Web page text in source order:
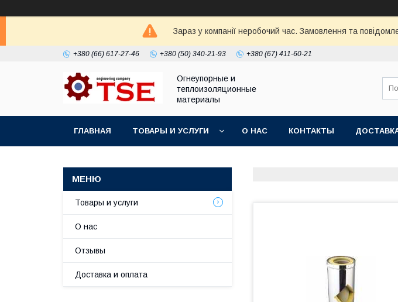
Зараз у компанії неробочий час. Замовлення та
+380 (66) 617-27-46 +380 (50) 340-21-93 +380 (67) 411-60-21
Огнеупорные и
теплоизоляционные
материалы
ГЛАВНАЯ ТОВАРЫ И УСЛУГИ О НАС КОНТАКТЫ
Товары и услуги
О нас
Отзывы
Доставка и оплата